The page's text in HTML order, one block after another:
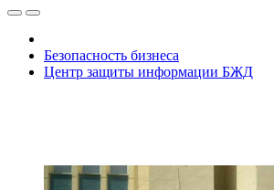
Безопасность бизнеса
Центр защиты информации БЖД